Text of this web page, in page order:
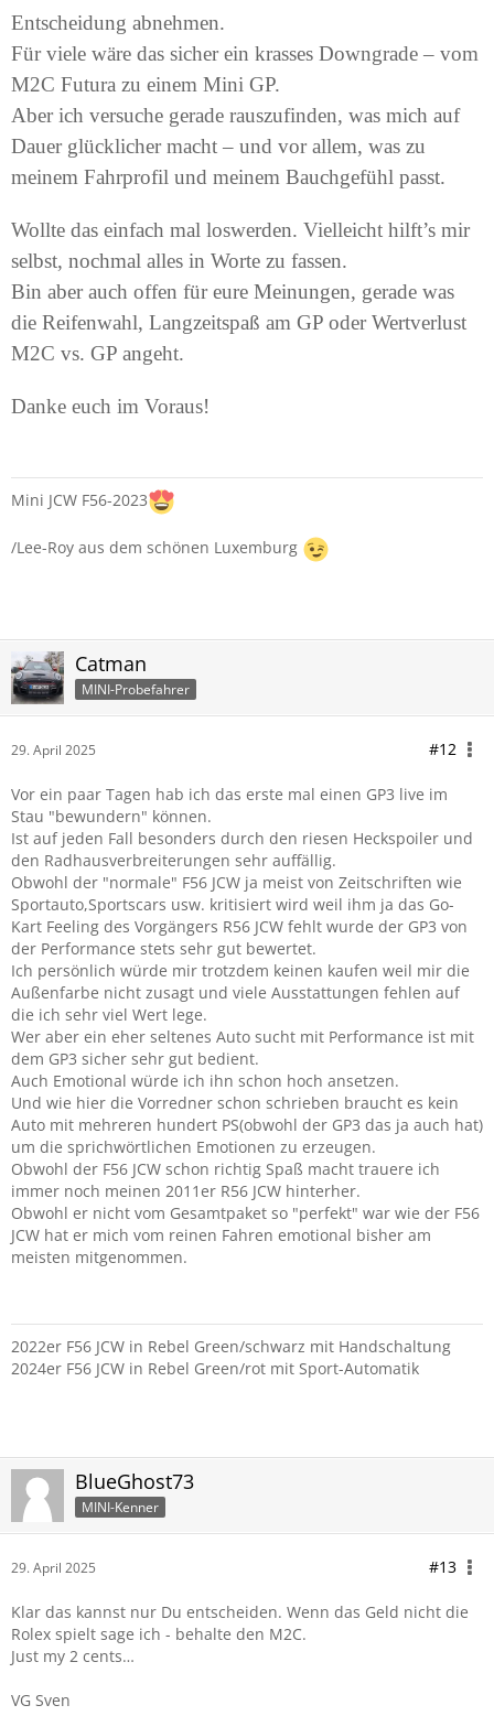
Entscheidung abnehmen.
Für viele wäre das sicher ein krasses Downgrade – vom
M2C Futura zu einem Mini GP.
Aber ich versuche gerade rauszufinden, was mich auf
Dauer glücklicher macht – und vor allem, was zu
meinem Fahrprofil und meinem Bauchgefühl passt.
Wollte das einfach mal loswerden. Vielleicht hilft’s mir
selbst, nochmal alles in Worte zu fassen.
Bin aber auch offen für eure Meinungen, gerade was
die Reifenwahl, Langzeitspaß am GP oder Wertverlust
M2C vs. GP angeht.
Danke euch im Voraus!
Mini JCW F56-2023
/Lee-Roy aus dem schönen Luxemburg
Catman
MINI-Probefahrer
29. April 2025 #12
Vor ein paar Tagen hab ich das erste mal einen GP3 live im
Stau "bewundern" können.
Ist auf jeden Fall besonders durch den riesen Heckspoiler und
den Radhausverbreiterungen sehr auffällig.
Obwohl der "normale" F56 JCW ja meist von Zeitschriften wie
Sportauto,Sportscars usw. kritisiert wird weil ihm ja das Go-
Kart Feeling des Vorgängers R56 JCW fehlt wurde der GP3 von
der Performance stets sehr gut bewertet.
Ich persönlich würde mir trotzdem keinen kaufen weil mir die
Außenfarbe nicht zusagt und viele Ausstattungen fehlen auf
die ich sehr viel Wert lege.
Wer aber ein eher seltenes Auto sucht mit Performance ist mit
dem GP3 sicher sehr gut bedient.
Auch Emotional würde ich ihn schon hoch ansetzen.
Und wie hier die Vorredner schon schrieben braucht es kein
Auto mit mehreren hundert PS(obwohl der GP3 das ja auch hat)
um die sprichwörtlichen Emotionen zu erzeugen.
Obwohl der F56 JCW schon richtig Spaß macht trauere ich
immer noch meinen 2011er R56 JCW hinterher.
Obwohl er nicht vom Gesamtpaket so "perfekt" war wie der F56
JCW hat er mich vom reinen Fahren emotional bisher am
meisten mitgenommen.
2022er F56 JCW in Rebel Green/schwarz mit Handschaltung
2024er F56 JCW in Rebel Green/rot mit Sport-Automatik
BlueGhost73
MINI-Kenner
29. April 2025 #13
Klar das kannst nur Du entscheiden. Wenn das Geld nicht die
Rolex spielt sage ich - behalte den M2C.
Just my 2 cents…
VG Sven